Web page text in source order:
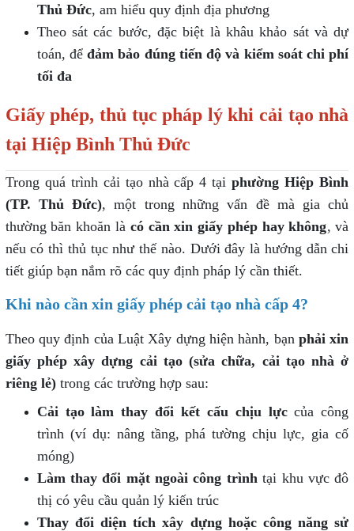
Thủ Đức, am hiểu quy định địa phương
Theo sát các bước, đặc biệt là khâu khảo sát và dự
toán, đểđảm bảo đúng tiến độ và kiểm soát chi phí
tối đa
Giấy phép, thủ tục pháp lý khi cải tạo nhà
tại Hiệp Bình Thủ Đức
Trong quá trình cải tạo nhà cấp 4 tạiphường Hiệp Bình
(TP. Thủ Đức), một trong những vấn đề mà gia chủ
thường băn khoăn là có cần xin giấy phép hay không, và
nếu có thì thủ tục như thế nào. Dưới đây là hướng dẫn chi
tiết giúp bạn nắm rõ các quy định pháp lý cần thiết.
Khi nào cần xin giấy phép cải tạo nhà cấp 4?
Theo quy định của Luật Xây dựng hiện hành, bạn phải xin
giấy phép xây dựng cải tạo (sửa chữa, cải tạo nhà ở
riêng lẻ)trong các trường hợp sau:
Cải tạo làm thay đổi kết cấu chịu lựccủa công
trình (ví dụ: nâng tầng, phá tường chịu lực, gia cố
móng)
Làm thay đổi mặt ngoài công trình tại khu vực đô
thị có yêu cầu quản lý kiến trúc
Thay đổi diện tích xây dựng hoặc công năng sử